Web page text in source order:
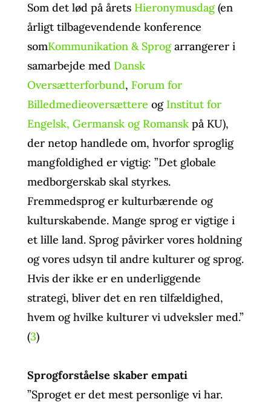
Som det lød på årets Hieronymusdag(en
årligt tilbagevendende konference
somKommunikation & Sprogarrangerer i
samarbejde med Dansk
Oversætterforbund, Forum for
Billedmedieoversættere og Institut for
Engelsk, Germansk og Romanskpå KU),
der netop handlede om, hvorfor sproglig
mangfoldighed er vigtig: ”Det globale
medborgerskab skal styrkes.
Fremmedsprog er kulturbærende og
kulturskabende. Mange sprog er vigtige i
et lille land. Sprog påvirker vores holdning
og vores udsyn til andre kulturer og sprog.
Hvis der ikke er en underliggende
strategi, bliver det en ren tilfældighed,
hvem og hvilke kulturer vi udveksler med.”
(3)
Sprogforståelse skaber empati
”Sproget er det mest personlige vi har.